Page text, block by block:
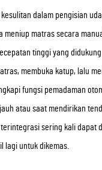
dalam pengisian
matras secara
tinggi yang
membuka katup, lalu
fungsi pemadaman
atau saat mendirikan
sering kali dapat
lagi untuk dikemas.